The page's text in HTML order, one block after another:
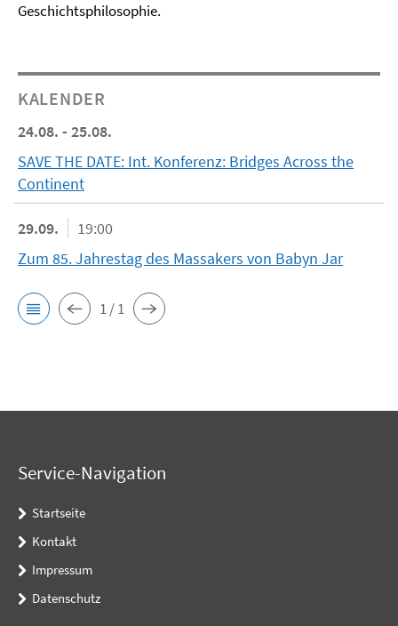
Geschichtsphilosophie.
KALENDER
24.08. - 25.08.
SAVE THE DATE: Int. Konferenz: Bridges Across the
Continent
29.09.
19:00
Zum 85. Jahrestag des Massakers von Babyn Jar
1 / 1
Service-Navigation
Startseite
Kontakt
Impressum
Datenschutz